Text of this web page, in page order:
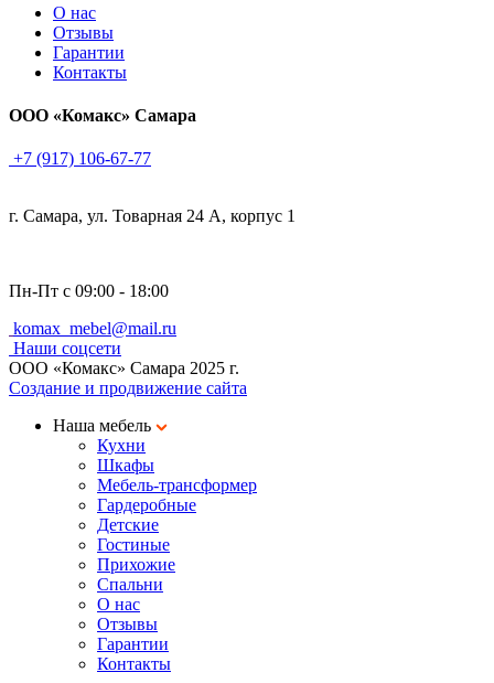
О нас
Отзывы
Гарантии
Контакты
ООО «Комакс» Самара
+7 (917) 106-67-77
г. Самара, ул. Товарная 24 A, корпус 1
Пн-Пт с 09:00 - 18:00
komax_mebel@mail.ru
Наши соцсети
ООО «Комакс» Самара 2025 г.
Создание и продвижение сайта
Наша мебель
Кухни
Шкафы
Мебель-трансформер
Гардеробные
Детские
Гостиные
Прихожие
Cпальни
О нас
Отзывы
Гарантии
Контакты